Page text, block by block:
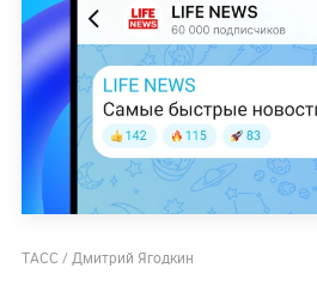
ТАСС / Дмитрий Ягодкин